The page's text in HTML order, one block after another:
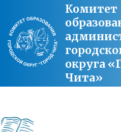
Комитет
округа
Чита»